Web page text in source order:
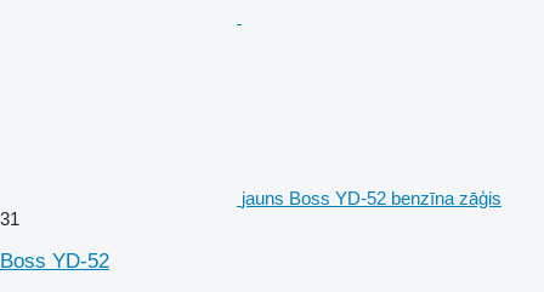
jauns Boss YD-52 benzīna zāģis
31
Boss YD-52